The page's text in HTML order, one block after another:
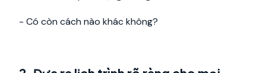
- Có còn cách nào khác không?